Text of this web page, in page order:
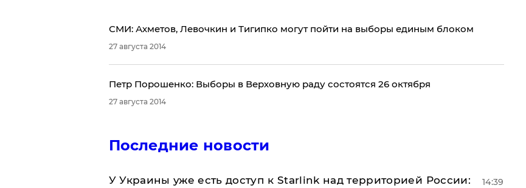
СМИ: Ахметов, Левочкин и Тигипко могут пойти на выборы единым блоком
27 августа 2014
Петр Порошенко: Выборы в Верховную раду состоятся 26 октября
27 августа 2014
Последние новости
У Украины уже есть доступ к Starlink над территорией России: 14:39